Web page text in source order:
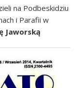
na Podbeskidziu
i Parafii w
Jaworską